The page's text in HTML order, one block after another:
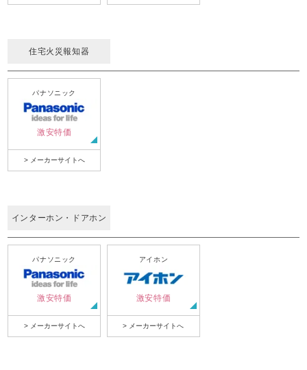
住宅火災報知器
パナソニック
激安特価
> メーカーサイトへ
インターホン・ドアホン
パナソニック
激安特価
> メーカーサイトへ
アイホン
激安特価
> メーカーサイトへ